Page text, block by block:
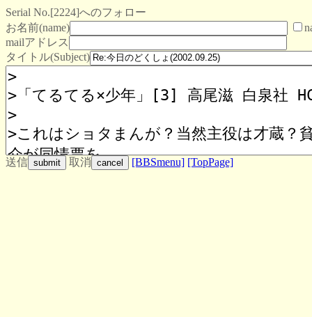
Serial No.[2224]へのフォロー
お名前(name)
mailアドレス
タイトル(Subject)
送信 取消 [BBSmenu] [TopPage]